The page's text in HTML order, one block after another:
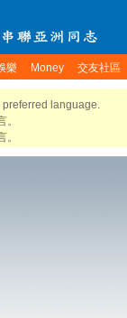
樂 Money 交友社區
preferred language.